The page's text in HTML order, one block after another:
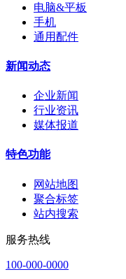
电脑&平板
手机
通用配件
新闻动态
企业新闻
行业资讯
媒体报道
特色功能
网站地图
聚合标签
站内搜索
服务热线
100-000-0000